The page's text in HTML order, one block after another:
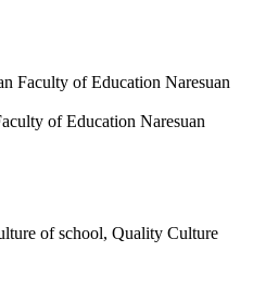
Faculty of Education Naresuan
of Education Naresuan
of school, Quality Culture